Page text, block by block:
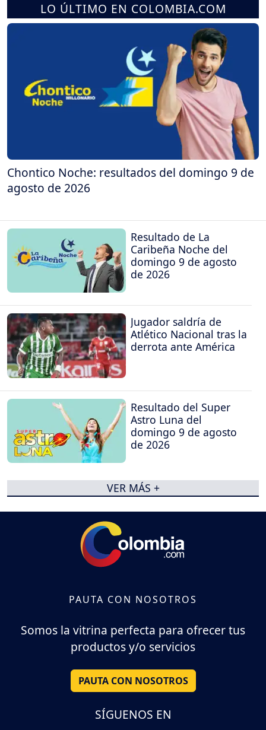
LO ÚLTIMO EN COLOMBIA.COM
Chontico Noche: resultados del domingo 9 de
agosto de 2026
Resultado de La
Caribeña Noche del
domingo 9 de agosto
de 2026
Jugador saldría de
Atlético Nacional tras la
derrota ante América
Resultado del Super
Astro Luna del
domingo 9 de agosto
de 2026
VER MÁS +
PAUTA CON NOSOTROS
Somos la vitrina perfecta para ofrecer tus
productos y/o servicios
PAUTA CON NOSOTROS
SÍGUENOS EN